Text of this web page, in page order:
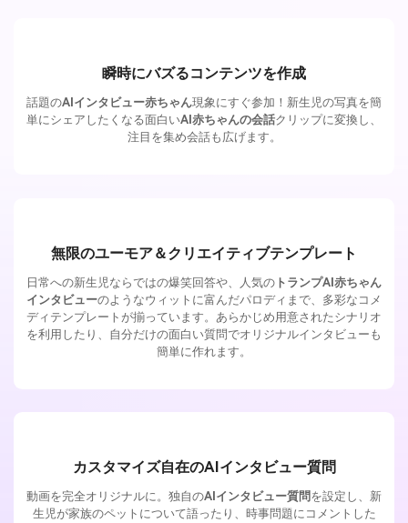
瞬時にバズるコンテンツを作成
話題のAIインタビュー赤ちゃん現象にすぐ参加！新生児の写真を簡
単にシェアしたくなる面白いAI赤ちゃんの会話クリップに変換し、
注目を集め会話も広げます。
無限のユーモア＆クリエイティブテンプレート
日常への新生児ならではの爆笑回答や、人気の トランプAI赤ちゃん
インタビューのようなウィットに富んだパロディまで、多彩なコメ
ディテンプレートが揃っています。あらかじめ用意されたシナリオ
を利用したり、自分だけの面白い質問でオリジナルインタビューも
簡単に作れます。
カスタマイズ自在のAIインタビュー質問
動画を完全オリジナルに。独自のAIインタビュー質問を設定し、新
生児が家族のペットについて語ったり、時事問題にコメントした